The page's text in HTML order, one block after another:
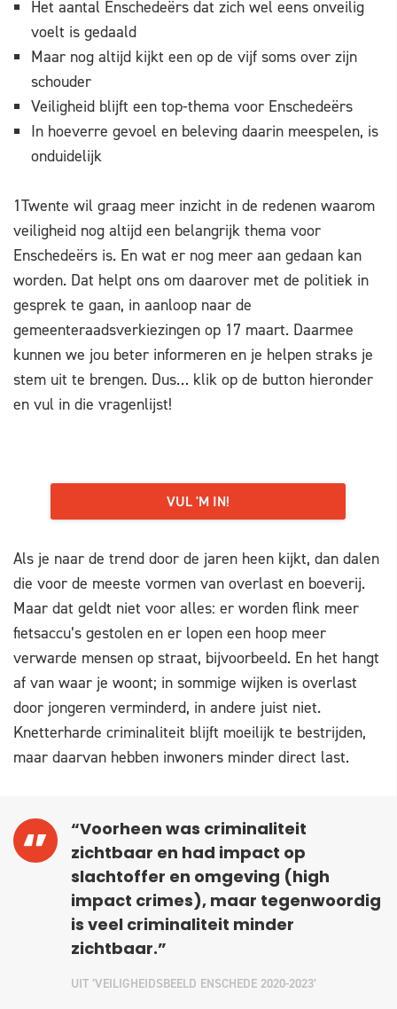
Het aantal Enschedeërs dat zich wel eens onveilig
voelt is gedaald
Maar nog altijd kijkt een op de vijf soms over zijn
schouder
Veiligheid blijft een top-thema voor Enschedeërs
In hoeverre gevoel en beleving daarin meespelen, is
onduidelijk
1Twente wil graag meer inzicht in de redenen waarom
veiligheid nog altijd een belangrijk thema voor
Enschedeërs is. En wat er nog meer aan gedaan kan
worden. Dat helpt ons om daarover met de politiek in
gesprek te gaan, in aanloop naar de
gemeenteraadsverkiezingen op 17 maart. Daarmee
kunnen we jou beter informeren en je helpen straks je
stem uit te brengen. Dus… klik op de button hieronder
en vul in die vragenlijst!
VUL 'M IN!
Als je naar de trend door de jaren heen kijkt, dan dalen
die voor de meeste vormen van overlast en boeverij.
Maar dat geldt niet voor alles: er worden flink meer
fietsaccu’s gestolen en er lopen een hoop meer
verwarde mensen op straat, bijvoorbeeld. En het hangt
af van waar je woont; in sommige wijken is overlast
door jongeren verminderd, in andere juist niet.
Knetterharde criminaliteit blijft moeilijk te bestrijden,
maar daarvan hebben inwoners minder direct last.
“Voorheen was criminaliteit
zichtbaar en had impact op
slachtoffer en omgeving (high
impact crimes), maar tegenwoordig
is veel criminaliteit minder
zichtbaar.”
UIT ‘VEILIGHEIDSBEELD ENSCHEDE 2020-2023’